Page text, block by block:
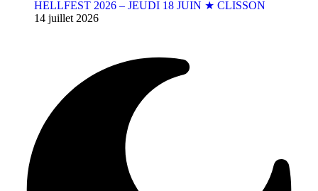
HELLFEST 2026 – JEUDI 18 JUIN ★ CLISSON
14 juillet 2026